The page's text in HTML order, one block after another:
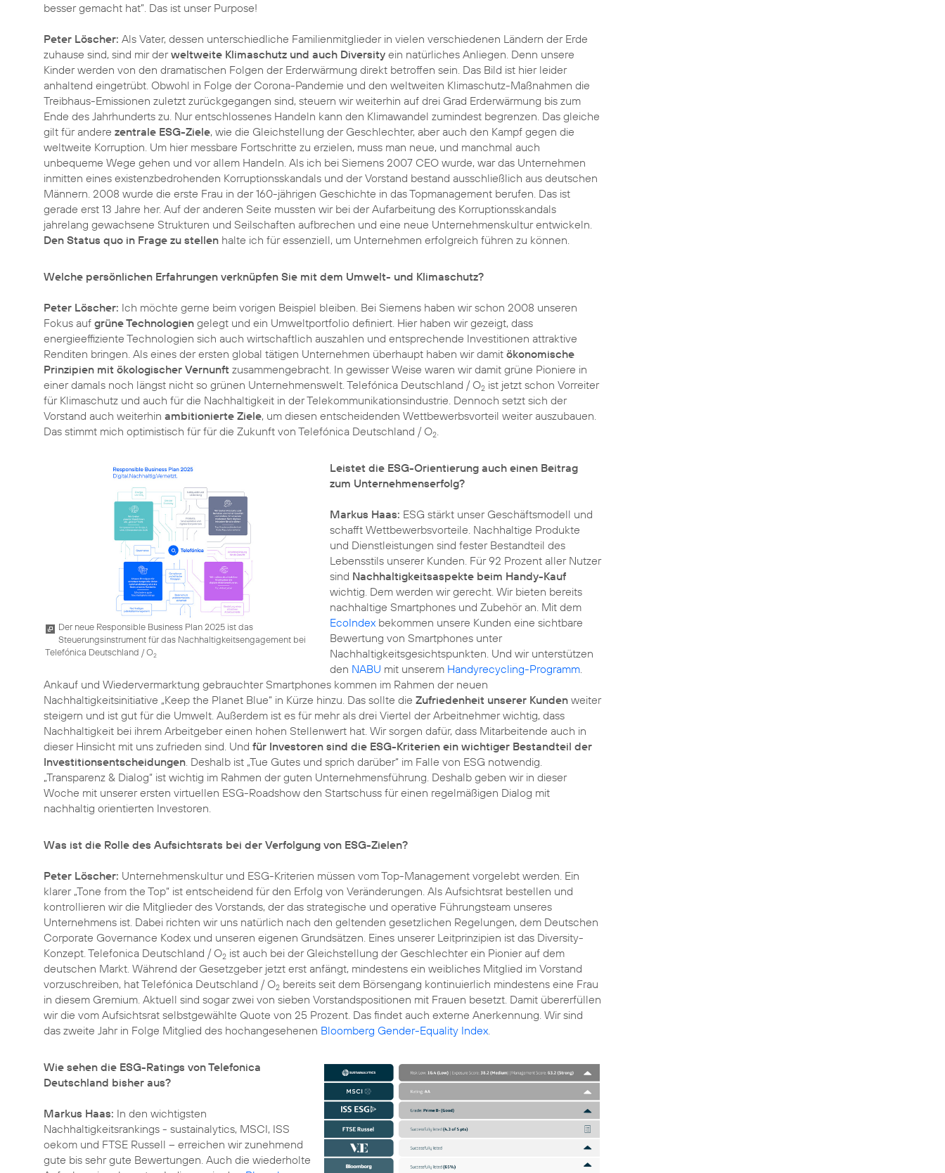
besser gemacht hat”. Das ist unser Purpose!
Peter Löscher: Als Vater, dessen unterschiedliche Familienmitglieder in vielen verschiedenen Ländern der Erde
zuhause sind, sind mir derweltweite Klimaschutz und auch Diversity ein natürliches Anliegen. Denn unsere
Kinder werden von den dramatischen Folgen der Erderwärmung direkt betroffen sein. Das Bild ist hier leider
anhaltend eingetrübt. Obwohl in Folge der Corona-Pandemie und den weltweiten Klimaschutz-Maßnahmen die
Treibhaus-Emissionen zuletzt zurückgegangen sind, steuern wir weiterhin auf drei Grad Erderwärmung bis zum
Ende des Jahrhunderts zu. Nur entschlossenes Handeln kann den Klimawandel zumindest begrenzen. Das gleiche
gilt für andere zentrale ESG-Ziele, wie die Gleichstellung der Geschlechter, aber auch den Kampf gegen die
weltweite Korruption. Um hier messbare Fortschritte zu erzielen, muss man neue, und manchmal auch
unbequeme Wege gehen und vor allem Handeln. Als ich bei Siemens 2007 CEO wurde, war das Unternehmen
inmitten eines existenzbedrohenden Korruptionsskandals und der Vorstand bestand ausschließlich aus deutschen
Männern. 2008 wurde die erste Frau in der 160-jährigen Geschichte in das Topmanagement berufen. Das ist
gerade erst 13 Jahre her. Auf der anderen Seite mussten wir bei der Aufarbeitung des Korruptionsskandals
jahrelang gewachsene Strukturen und Seilschaften aufbrechen und eine neue Unternehmenskultur entwickeln.
Den Status quo in Frage zu stellen halte ich für essenziell, um Unternehmen erfolgreich führen zu können.
Welche persönlichen Erfahrungen verknüpfen Sie mit dem Umwelt- und Klimaschutz?
Peter Löscher: Ich möchte gerne beim vorigen Beispiel bleiben. Bei Siemens haben wir schon 2008 unseren
Fokus auf grüne Technologien gelegt und ein Umweltportfolio definiert. Hier haben wir gezeigt, dass
energieeffiziente Technologien sich auch wirtschaftlich auszahlen und entsprechende Investitionen attraktive
Renditen bringen. Als eines der ersten global tätigen Unternehmen überhaupt haben wir damit ökonomische
Prinzipien mit ökologischer Vernunft zusammengebracht. In gewisser Weise waren wir damit grüne Pioniere in
einer damals noch längst nicht so grünen Unternehmenswelt. Telefónica Deutschland / O2 ist jetzt schon Vorreiter
für Klimaschutz und auch für die Nachhaltigkeit in der Telekommunikationsindustrie. Dennoch setzt sich der
Vorstand auch weiterhin ambitionierte Ziele, um diesen entscheidenden Wettbewerbsvorteil weiter auszubauen.
Das stimmt mich optimistisch für für die Zukunft von Telefónica Deutschland / O2.
Der neue Responsible Business Plan 2025 ist das
Steuerungsinstrument für das Nachhaltigkeitsengagement bei
Telefónica Deutschland / O2
Leistet die ESG-Orientierung auch einen Beitrag
zum Unternehmenserfolg?
Markus Haas: ESG stärkt unser Geschäftsmodell und
schafft Wettbewerbsvorteile. Nachhaltige Produkte
und Dienstleistungen sind fester Bestandteil des
Lebensstils unserer Kunden. Für 92 Prozent aller Nutzer
sind Nachhaltigkeitsaspekte beim Handy-Kauf
wichtig. Dem werden wir gerecht. Wir bieten bereits
nachhaltige Smartphones und Zubehör an. Mit dem
EcoIndexbekommen unsere Kunden eine sichtbare
Bewertung von Smartphones unter
Nachhaltigkeitsgesichtspunkten. Und wir unterstützen
den NABU mit unserem Handyrecycling-Programm.
Ankauf und Wiedervermarktung gebrauchter Smartphones kommen im Rahmen der neuen
Nachhaltigkeitsinitiative „Keep the Planet Blue“ in Kürze hinzu. Das sollte die Zufriedenheit unserer Kunden weiter
steigern und ist gut für die Umwelt. Außerdem ist es für mehr als drei Viertel der Arbeitnehmer wichtig, dass
Nachhaltigkeit bei ihrem Arbeitgeber einen hohen Stellenwert hat. Wir sorgen dafür, dass Mitarbeitende auch in
dieser Hinsicht mit uns zufrieden sind. Und für Investoren sind die ESG-Kriterien ein wichtiger Bestandteil der
Investitionsentscheidungen. Deshalb ist „Tue Gutes und sprich darüber“ im Falle von ESG notwendig.
„Transparenz & Dialog“ ist wichtig im Rahmen der guten Unternehmensführung. Deshalb geben wir in dieser
Woche mit unserer ersten virtuellen ESG-Roadshow den Startschuss für einen regelmäßigen Dialog mit
nachhaltig orientierten Investoren.
Was ist die Rolle des Aufsichtsrats bei der Verfolgung von ESG-Zielen?
Peter Löscher: Unternehmenskultur und ESG-Kriterien müssen vom Top-Management vorgelebt werden. Ein
klarer „Tone from the Top“ ist entscheidend für den Erfolg von Veränderungen. Als Aufsichtsrat bestellen und
kontrollieren wir die Mitglieder des Vorstands, der das strategische und operative Führungsteam unseres
Unternehmens ist. Dabei richten wir uns natürlich nach den geltenden gesetzlichen Regelungen, dem Deutschen
Corporate Governance Kodex und unseren eigenen Grundsätzen. Eines unserer Leitprinzipien ist das Diversity-
Konzept. Telefonica Deutschland / O2 ist auch bei der Gleichstellung der Geschlechter ein Pionier auf dem
deutschen Markt. Während der Gesetzgeber jetzt erst anfängt, mindestens ein weibliches Mitglied im Vorstand
vorzuschreiben, hat Telefónica Deutschland / O2 bereits seit dem Börsengang kontinuierlich mindestens eine Frau
in diesem Gremium. Aktuell sind sogar zwei von sieben Vorstandspositionen mit Frauen besetzt. Damit übererfüllen
wir die vom Aufsichtsrat selbstgewählte Quote von 25 Prozent. Das findet auch externe Anerkennung. Wir sind
das zweite Jahr in Folge Mitglied des hochangesehenen Bloomberg Gender-Equality Index.
Wie sehen die ESG-Ratings von Telefonica
Deutschland bisher aus?
Markus Haas: In den wichtigsten
Nachhaltigkeitsrankings - sustainalytics, MSCI, ISS
oekom und FTSE Russell – erreichen wir zunehmend
gute bis sehr gute Bewertungen. Auch die wiederholte